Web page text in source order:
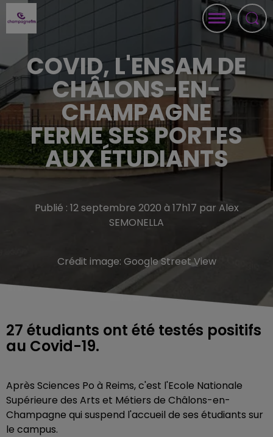
COVID, L'ENSAM DE
CHÂLONS-EN-
CHAMPAGNE
FERME SES PORTES
AUX ÉTUDIANTS
Publié : 12 septembre 2020 à 17h17 par Alex
SEMONELLA
Crédit image: Google Street View
27 étudiants ont été testés positifs
au Covid-19.
Après Sciences Po à Reims, c'est l'Ecole Nationale
Supérieure des Arts et Métiers de Châlons-en-
Champagne qui suspend l'accueil de ses étudiants sur
le campus.